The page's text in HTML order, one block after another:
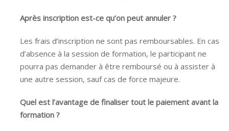
Après inscription est-ce qu’on peut annuler ?
Les frais d’inscription ne sont pas remboursables. En cas
d’absence à la session de formation, le participant ne
pourra pas demander à être remboursé ou à assister à
une autre session, sauf cas de force majeure.
Quel est l’avantage de finaliser tout le paiement avant la
formation ?